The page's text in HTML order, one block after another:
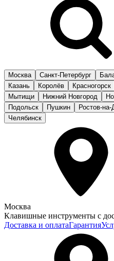
Москва Санкт-Петербург
Казань
Королёв Красногорск
Мытищи
Нижний Новгород
Подольск
Пушкин Ростов-на-
Челябинск
Москва
Клавишные инструменты с
Доставка и оплатаГарантия